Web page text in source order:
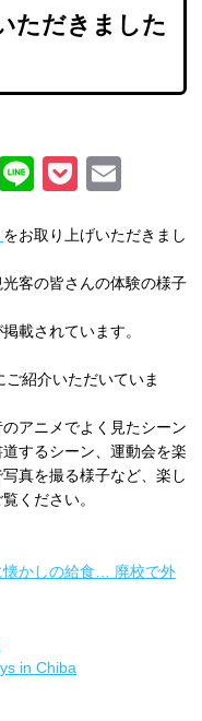
ただきました
Hatena
LinePocket
をお取り上げいただきまし
客の皆さんの体験の様子
載されています。
紹介いただいていま
アニメでよく見たシーン
するシーン、運動会を楽
真を撮る様子など、楽し
ください。
懐かしの給食… 廃校で外
in Chiba